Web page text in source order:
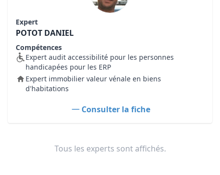
Expert
POTOT DANIEL
Compétences
Expert audit accessibilité pour les personnes
handicapées pour les ERP
Expert immobilier valeur vénale en biens
d'habitations
Consulter la fiche
Tous les experts sont affichés.